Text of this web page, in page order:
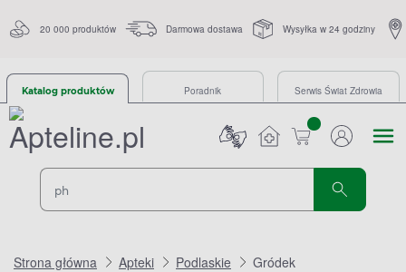
20 000 produktów Darmowa dostawa Wysyłka w 24 godziny
Katalog produktów Poradnik Serwis Świat Zdrowia
sztuk
Strona główna Apteki Podlaskie Gródek